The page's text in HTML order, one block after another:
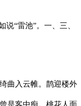
说“雷池”。一、三、
曲入云帷。鹊迎楼外
是客中痴。桃花人面